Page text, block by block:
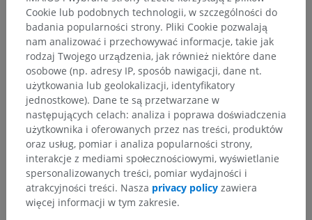
Hierarchia anatomiczna
Cookie lub podobnych technologii, w szczególności do
badania popularności strony. Pliki Cookie pozwalają
nam analizować i przechowywać informacje, takie jak
rodzaj Twojego urządzenia, jak również niektóre dane
osobowe (np. adresy IP, sposób nawigacji, dane nt.
użytkowania lub geolokalizacji, identyfikatory
jednostkowe). Dane te są przetwarzane w
następujących celach: analiza i poprawa doświadczenia
użytkownika i oferowanych przez nas treści, produktów
oraz usług, pomiar i analiza popularności strony,
interakcje z mediami społecznościowymi, wyświetlanie
spersonalizowanych treści, pomiar wydajności i
atrakcyjności treści. Nasza privacy policy zawiera
więcej informacji w tym zakresie.